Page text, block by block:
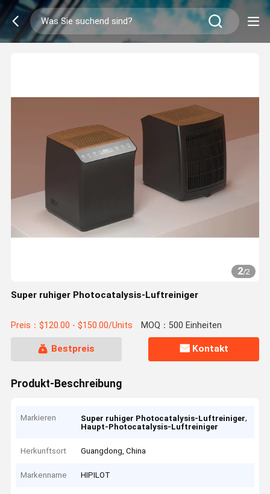
2/2
Super ruhiger Photocatalysis-Luftreiniger
Preis：$120.00 - $150.00/Units MOQ：500 Einheiten
Bestpreis Kontakt
Produkt-Beschreibung
Markieren Super ruhiger Photocatalysis-Luftreiniger,
Haupt-Photocatalysis-Luftreiniger
Herkunftsort Guangdong, China
Markenname HIPILOT